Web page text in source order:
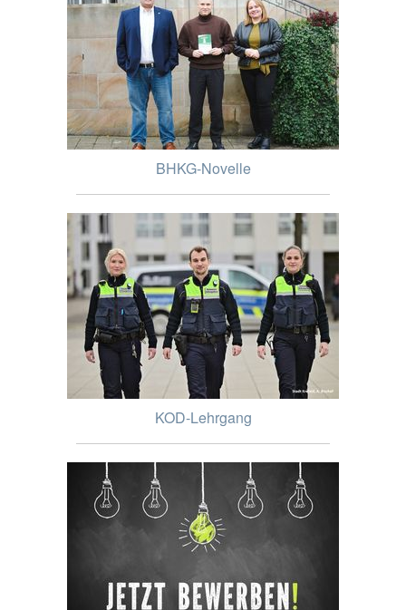
BHKG-Novelle
KOD-Lehrgang